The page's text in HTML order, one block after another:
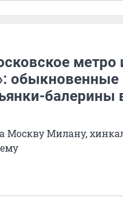
метро
обыкновенные
балерины
Москву Милану,